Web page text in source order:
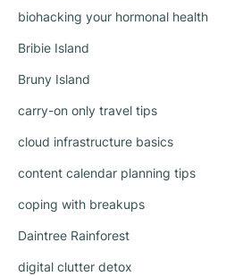
biohacking your hormonal health
Bribie Island
Bruny Island
carry-on only travel tips
cloud infrastructure basics
content calendar planning tips
coping with breakups
Daintree Rainforest
digital clutter detox